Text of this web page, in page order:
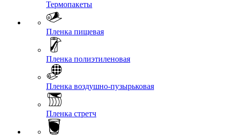
Термопакеты
Пленка пищевая
Пленка полиэтиленовая
Пленка воздушно-пузырьковая
Пленка стретч